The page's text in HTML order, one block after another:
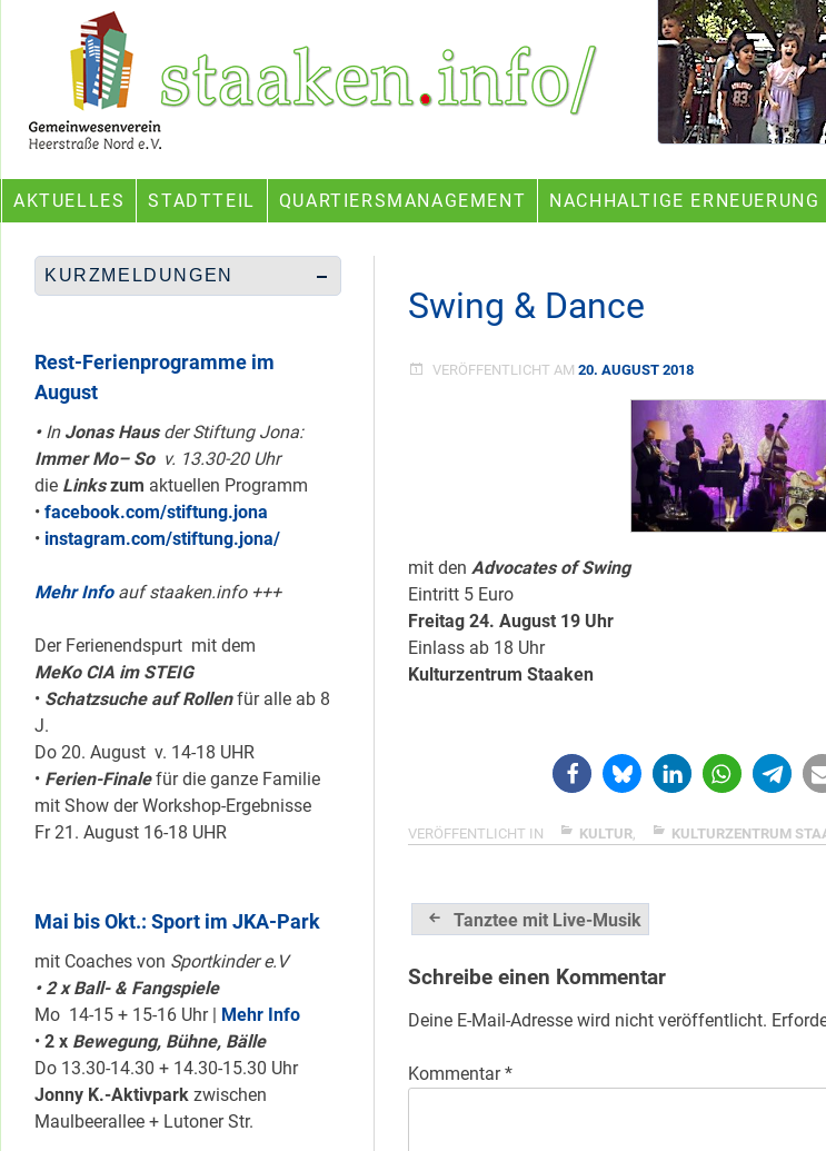
Ein Projekt des Gemeinwesenvereins Heerstraße Nord
AKTUELLES STADTTEIL QUARTIERSMANAGEMENT NACHHALTIGE ERNEUERUNG
Swing & Dance
VERÖFFENTLICHT AM 20. AUGUST 2018
mit den Advocates of Swing
Eintritt 5 Euro
Freitag 24. August 19 Uhr
Einlass ab 18 Uhr
Kulturzentrum Staaken
VERÖFFENTLICHT IN KULTUR, KULTURZENTRUM
Beitragsnavigation
Tanztee mit Live-Musik
Schreibe einen Kommentar
Deine E-Mail-Adresse wird nicht veröffentlicht.
Kommentar*
KURZMELDUNGEN
Rest-Ferienprogramme im
August
•InJonas Hausder Stiftung Jona:
Immer Mo– So v. 13.30-20 Uhr
die Linkszum aktuellen Programm
• facebook.com/stiftung.jona
• instagram.com/stiftung.jona/
Mehr Infoauf staaken.info +++
Der Ferienendspurt mit dem
MeKo CIA im STEIG
• Schatzsuche auf Rollenfür alle ab 8
J.
Do 20. August v. 14-18 UHR
• Ferien-Finalefür die ganze Familie
mit Show der Workshop-Ergebnisse
Fr 21. August 16-18 UHR
Mai bis Okt.: Sport im JKA-Park
mit Coaches von Sportkinder e.V
• 2 x Ball- & Fangspiele
Mo 14-15 + 15-16 Uhr |
Mehr Info
• 2 x Bewegung, Bühne, Bälle
Do 13.30-14.30 + 14.30-15.30 Uhr
Jonny K.-Aktivpark zwischen
Maulbeerallee + Lutoner Str.